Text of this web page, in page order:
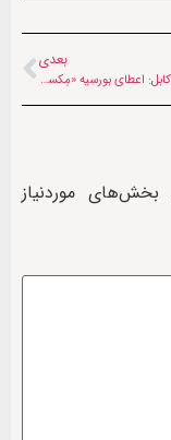
بعدی
سفارت ژاپن در کابل: اعطای بورسیه‌ «مِکست» برای دانشجویان افغان آغاز شد
بخش‌های موردنیاز